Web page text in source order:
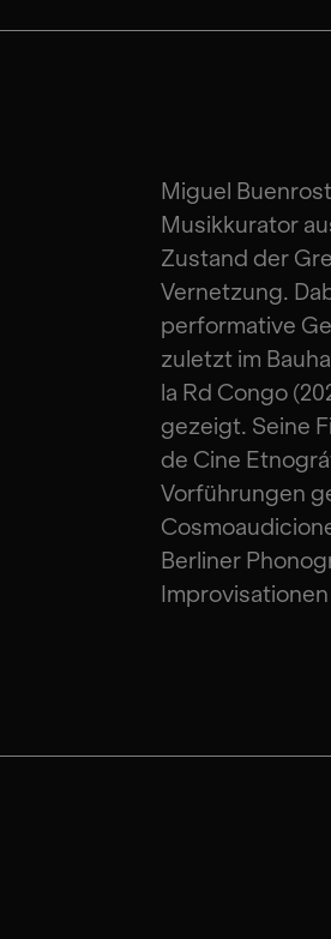
Miguel
Musikkurator
Zustand der
Vernetzung.
performative
zuletzt im
la Rd Congo
gezeigt. Seine
de Cine
Vorführungen
Berliner